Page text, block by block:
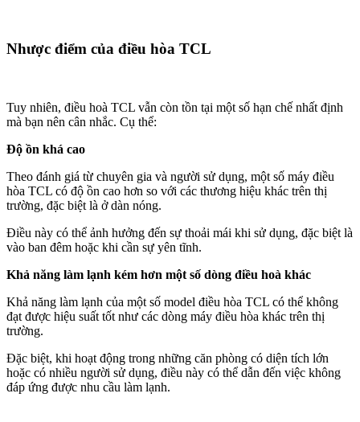
Nhược điểm của điều hòa TCL
Tuy nhiên, điều hoà TCL vẫn còn tồn tại một số hạn chế nhất định
mà bạn nên cân nhắc. Cụ thể:
Độ ồn khá cao
Theo đánh giá từ chuyên gia và người sử dụng, một số máy điều
hòa TCL có độ ồn cao hơn so với các thương hiệu khác trên thị
trường, đặc biệt là ở dàn nóng.
Điều này có thể ảnh hưởng đến sự thoải mái khi sử dụng, đặc biệt là
vào ban đêm hoặc khi cần sự yên tĩnh.
Khả năng làm lạnh kém hơn một số dòng điều hoà khác
Khả năng làm lạnh của một số model điều hòa TCL có thể không
đạt được hiệu suất tốt như các dòng máy điều hòa khác trên thị
trường.
Đặc biệt, khi hoạt động trong những căn phòng có diện tích lớn
hoặc có nhiều người sử dụng, điều này có thể dẫn đến việc không
đáp ứng được nhu cầu làm lạnh.